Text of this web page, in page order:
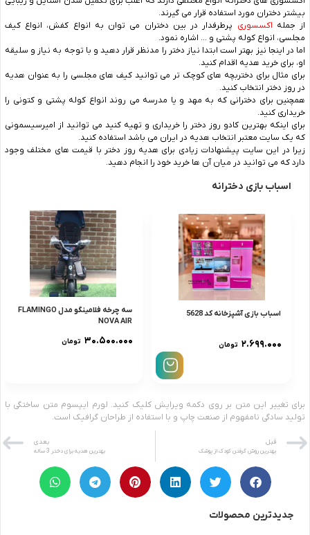
بیشتر دختران مورد استفاده قرار می گیرند.
از جمله اکسسوری پرطرفدار در بین دختران می توان به انواع کفش، انواع کیف
مجلسی، انواع کوله پشتی و … اشاره نمود.
اما در اینجا نیز بهتر است ابتدا نیاز دختر را مدنظر قرار دهید و با توجه به نیاز و سلیقه
او، برای خرید هدیه اقدام کنید.
برای مثال برای دختربچه های کوچک تر می توانید کیف های مجلسی را به عنوان هدیه
در روز دختر انتخاب کنید.
همچنین برای دخترانی که به مهد و یا مدرسه می روند انواع کوله پشتی و کتونی را
خریداری کنید.
برای اینکه بهترین کادو روز دختر را خریداری و تهیه کنید می توانید از امیرسیسمونی
که یک سایت معتبر انتخاب هدیه در ایران می باشد استفاده کنید.
زیرا در این سایت پیشنهادات زیادی برای هدیه روز دختر با قیمت های مختلف وجود
دارد که می توانید در میان آن ها خرید خود را انجام دهید.
اسباب بازی دخترانه
اسباب بازی آشپزخانه کد 5628
۲.۶۹۹.۰۰۰ تومان
سه چرخه فلامینگو مدل FLAMINGO
NOVA AIR
۳۰.۵۰۰.۰۰۰ تومان
برای تغییر این متن بر روی دکمه ویرایش کلیک کنید. لورم ایپسوم متن ساختگی با
تولید سادگی نامفهوم از صنعت چاپ و با استفاده از طراحان گرافیک است.
قبل
بهترین روش گرفتن کودک از پوشک
بعدی
بهترین هدیه برای دختر 3 ساله
جدیدترین محصولات